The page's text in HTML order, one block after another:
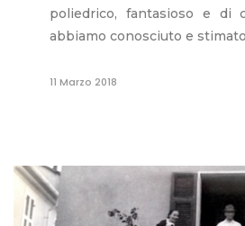
poliedrico, fantasioso e di
abbiamo conosciuto e stimato
11 Marzo 2018